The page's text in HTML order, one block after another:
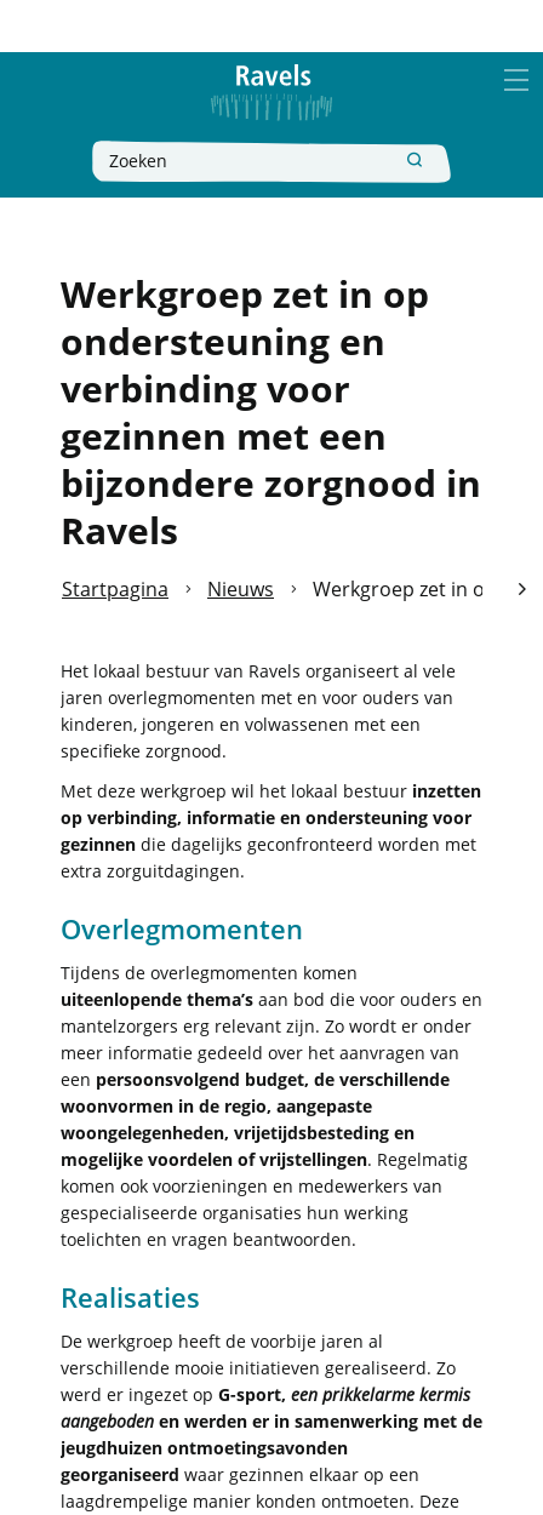
Naar
inhoud
Wat
zoek
je?
Zoeken
Werkgroep zet in op
ondersteuning en
verbinding voor
gezinnen met een
bijzondere zorgnood in
Ravels
Startpagina Nieuws Werkgroep zet in op
Het lokaal bestuur van Ravels organiseert al vele
jaren overlegmomenten met en voor ouders van
kinderen, jongeren en volwassenen met een
specifieke zorgnood.
Met deze werkgroep wil het lokaal bestuur inzetten
op verbinding, informatie en ondersteuning voor
gezinnen die dagelijks geconfronteerd worden met
extra zorguitdagingen.
Overlegmomenten
Tijdens de overlegmomenten komen
uiteenlopende thema’s aan bod die voor ouders en
mantelzorgers erg relevant zijn. Zo wordt er onder
meer informatie gedeeld over het aanvragen van
een persoonsvolgend budget, de verschillende
woonvormen in de regio, aangepaste
woongelegenheden, vrijetijdsbesteding en
mogelijke voordelen of vrijstellingen. Regelmatig
komen ook voorzieningen en medewerkers van
gespecialiseerde organisaties hun werking
toelichten en vragen beantwoorden.
Realisaties
De werkgroep heeft de voorbije jaren al
verschillende mooie initiatieven gerealiseerd. Zo
werd er ingezet op G-sport, een prikkelarme kermis
aangeboden en werden er in samenwerking met de
jeugdhuizen ontmoetingsavonden
georganiseerd waar gezinnen elkaar op een
laagdrempelige manier konden ontmoeten. Deze